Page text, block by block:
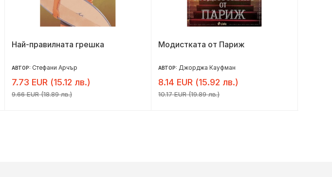
Най-правилната грешка
АВТОР: Стефани Арчър
7.73 EUR (15.12 лв.)
9.66 EUR (18.89 лв.)
Модистката от Париж
АВТОР: Джорджа Кауфман
8.14 EUR (15.92 лв.)
10.17 EUR (19.89 лв.)